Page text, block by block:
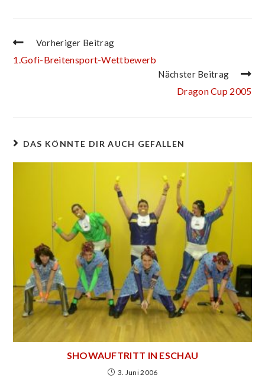
Vorheriger Beitrag
1.Gofi-Breitensport-Wettbewerb
Nächster Beitrag
Dragon Cup 2005
DAS KÖNNTE DIR AUCH GEFALLEN
SHOWAUFTRITT IN ESCHAU
3. Juni 2006